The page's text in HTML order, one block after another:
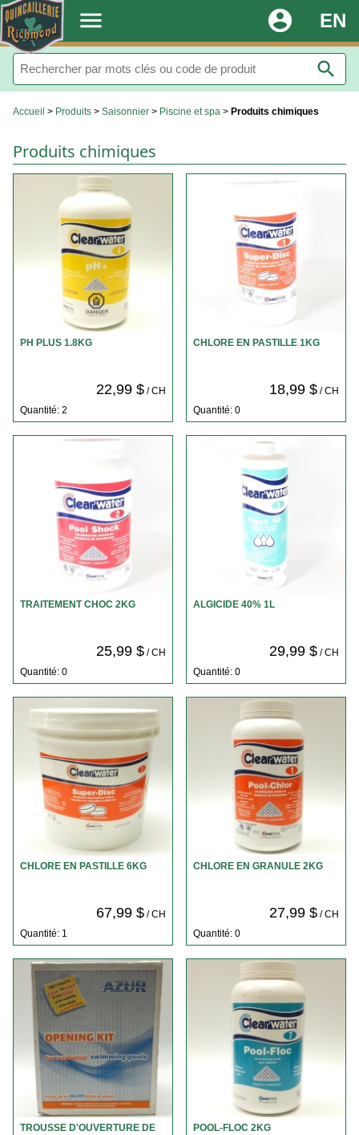
. menu EN
account_circle
search
Accueil > Produits > Saisonnier > Piscine et spa > Produits chimiques
Produits chimiques
PH PLUS 1.8KG
22,99 $/ CH
Quantité: 2
CHLORE EN PASTILLE 1KG
18,99 $/ CH
Quantité: 0
TRAITEMENT CHOC 2KG
25,99 $/ CH
Quantité: 0
ALGICIDE 40% 1L
29,99 $/ CH
Quantité: 0
CHLORE EN PASTILLE 6KG
67,99 $/ CH
Quantité: 1
CHLORE EN GRANULE 2KG
27,99 $/ CH
Quantité: 0
TROUSSE D'OUVERTURE DE
POOL-FLOC 2KG